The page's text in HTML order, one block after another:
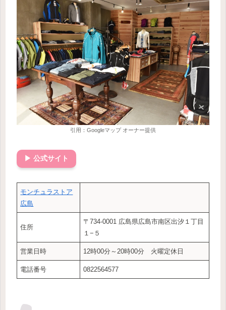
引用：Googleマップ オーナー提供
▶ 公式サイト
モンチュラストア
広島
住所
〒734-0001 広島県広島市南区出汐１丁目
１−５
営業日時 12時00分～20時00分 火曜定休日
電話番号 0822564577